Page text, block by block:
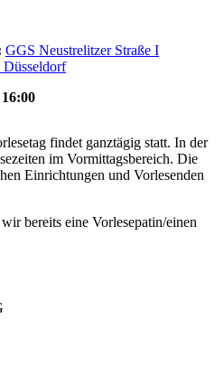
GGS Neustrelitzer Straße I
Düsseldorf
findet ganztägig statt. In der
im Vormittagsbereich. Die
Einrichtungen und Vorlesenden
bereits eine Vorlesepatin/einen